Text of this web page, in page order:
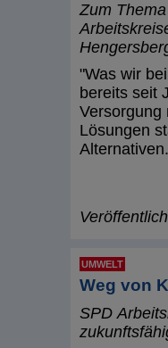
Zum
"Was wir
bereits seit
Versorgung
Lösungen
Alternativen.
UMWELT
Weg von
SPD